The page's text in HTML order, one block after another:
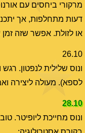
מרקורי ביחסים עם
דעות מתחלפות, אך
או לזולת. אפשר שזה
26.10
ונוס שלילית לנפטון.
לספא). מעולה ליצירה
28.10
ונוס מחייכת ליופיטר.